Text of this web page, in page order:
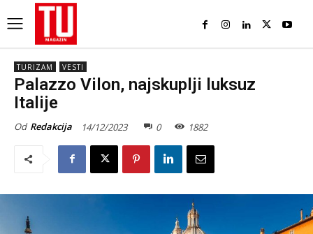
TURIZAM VESTI
Palazzo Vilon, najskuplji luksuz
Italije
Od Redakcija 14/12/2023 0 1882